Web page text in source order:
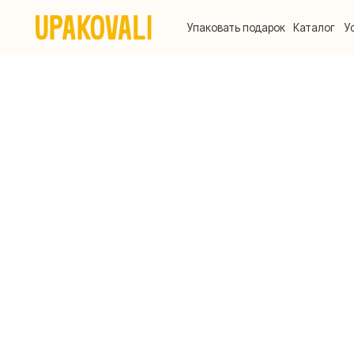
Упаковать подарок Каталог Услуги